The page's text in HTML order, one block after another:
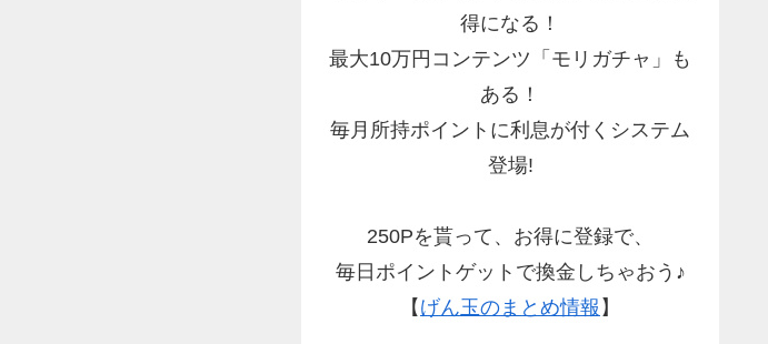
得になる！
最大10万円コンテンツ「モリガチャ」も
ある！
毎月所持ポイントに利息が付くシステム
登場!
250Pを貰って、お得に登録で、
毎日ポイントゲットで換金しちゃおう♪
【 げん玉のまとめ情報 】